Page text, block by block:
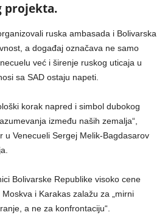
projekta.
ruska ambasada i Bolivarska
a događaj označava ne samo
već i širenje ruskog uticaja u
sa SAD ostaju napeti.
korak napred i simbol dubokog
između naših zemalja“,
u Venecueli Sergej Melik-Bagdasarov
Bolivarske Republike visoko cene
i Karakas zalažu za „mirni
a ne za konfrontaciju“.